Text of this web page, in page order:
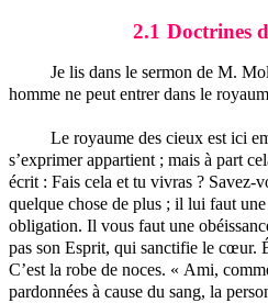
2.1 Doctrines
Je lis dans le sermon de M.
homme ne peut entrer dans le
Le royaume des cieux est ici
s’exprimer appartient ; mais à part
écrit : Fais cela et tu vivras ? Savez-
quelque chose de plus ; il lui faut
obligation. Il vous faut une
pas son Esprit, qui sanctifie le cœur.
C’est la robe de noces. « Ami,
pardonnées à cause du sang, la